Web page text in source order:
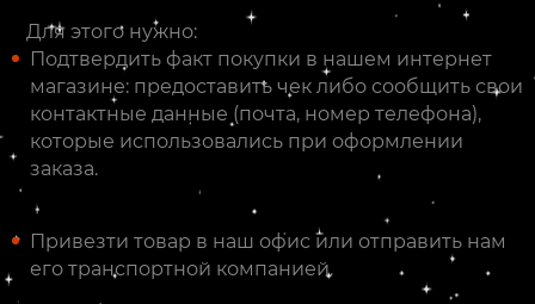
Для этого нужно:
Подтвердить факт покупки в нашем интернет
магазине: предоставить чек либо сообщить свои
контактные данные (почта, номер телефона),
которые использовались при оформлении
заказа.
Привезти товар в наш офис или отправить нам
его транспортной компанией.